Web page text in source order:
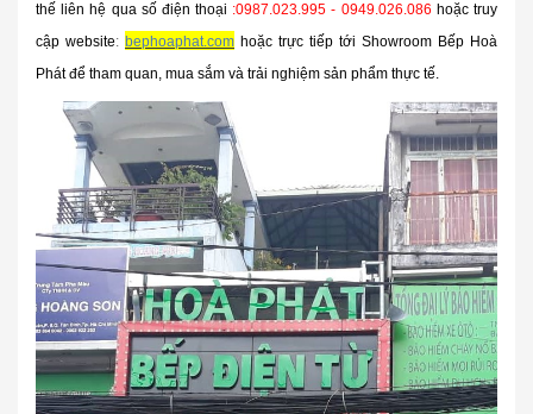
thế liên hệ qua số điện thoại :0987.023.995 - 0949.026.086 hoặc truy
cập website: bephoaphat.com hoặc trực tiếp tới Showroom Bếp Hoà
Phát để tham quan, mua sắm và trải nghiệm sản phẩm thực tế.